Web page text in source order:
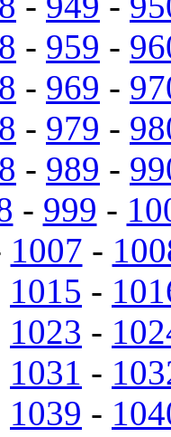
- 959 -
- 969 -
- 979 -
- 989 -
- 999 -
1007 -
1015 -
1023 -
1031 -
1039 -